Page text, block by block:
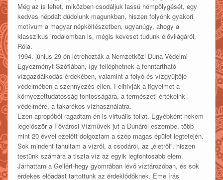
Még az is lehet, miközben csodáljuk lassú hömpölygését, egy
kedves népdalt dúdolunk magunkban, hiszen folyónk gyakori
motívum a magyar népköltészetben, ugyanúgy, ahogy a
klasszikus irodalomban is, mégis keveset tudunk élővilágáról,
Róla.
1994. június 29-én létrehozták a Nemzetközi Duna Védelmi
Egyezményt Szófiában, így felléphetnek a fenntartható
vízgazdálkodás érdekében, valamint a folyó és vízgyűjtője
védelmében a szennyezés ellen. Felhívják a figyelmet a
környezettudatosság fontosságára, a természeti értékeink
védelmére, a takarékos vízhasználatra.
Ezen apropóból ragadtam én is virtuális tollat. Egyébként nekem
legelőször a Fővárosi Vízművek jut a Dunáról eszembe, több
mint 20 évvel ezelőtt dolgoztam a szép magas épület legtetején.
Sok mindent tanultam a vízről, a csodáról, az „életről”, hiszen
testünk számára a tiszta víz az egyik legfontosabb elem.
Járhattam a Gellért-hegy gyomrában lévő víztározóban, és sok
érdekes előadást tartottunk az érdeklődőknek. Eme írás